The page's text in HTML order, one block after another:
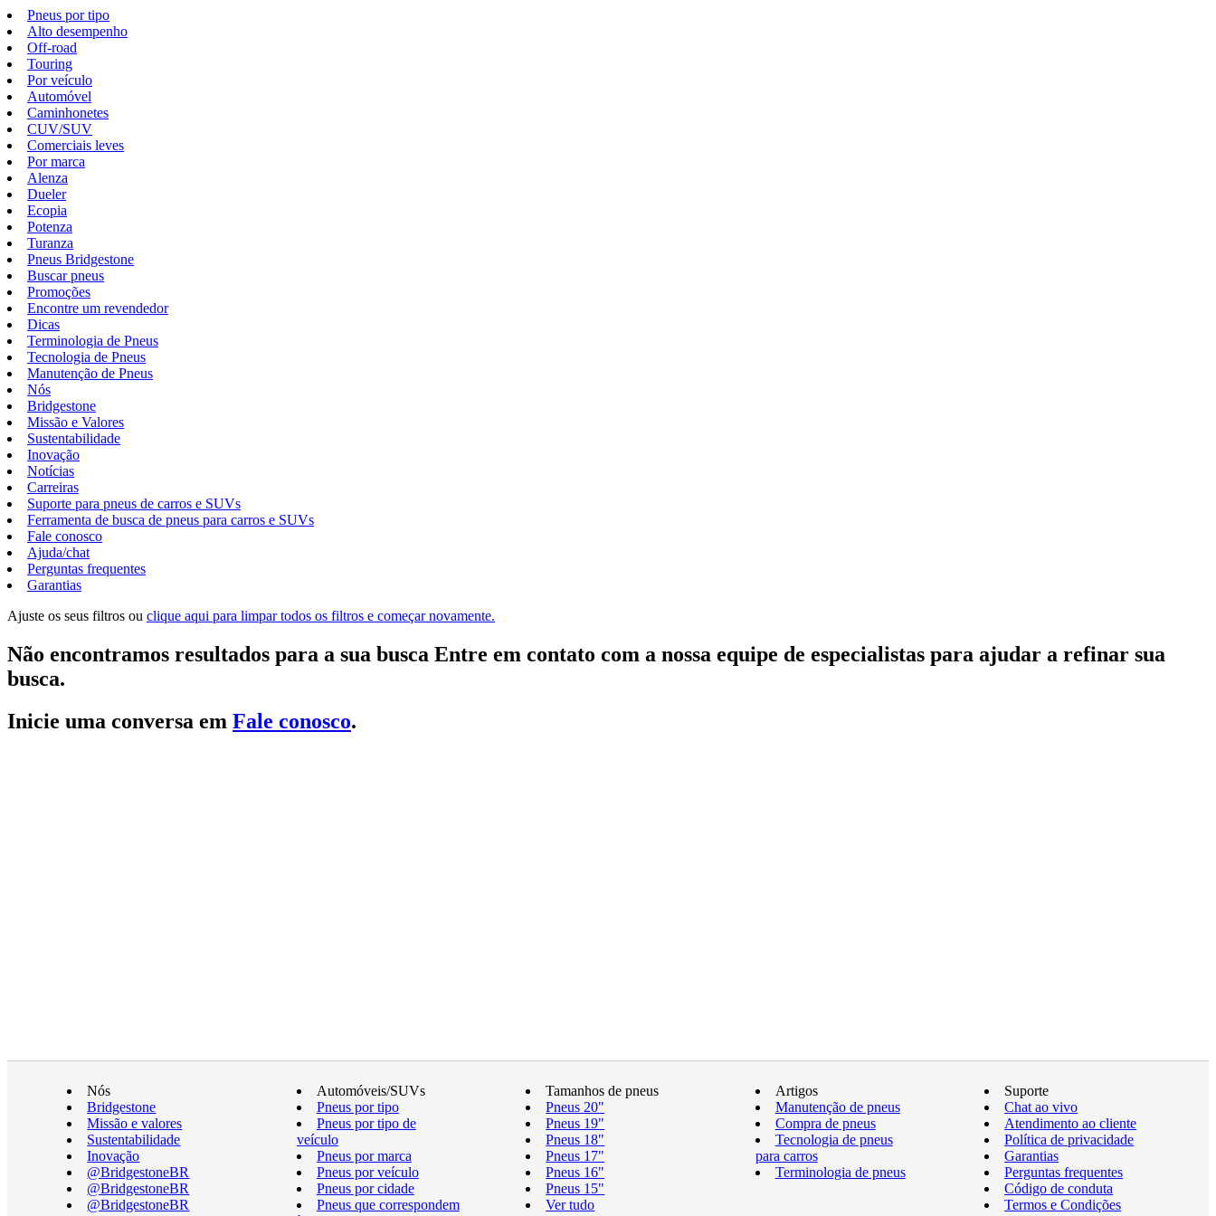
Pneus por tipo
Alto desempenho
Off-road
Touring
Por veículo
Automóvel
Caminhonetes
CUV/SUV
Comerciais leves
Por marca
Alenza
Dueler
Ecopia
Potenza
Turanza
Pneus Bridgestone
Buscar pneus
Promoções
Encontre um revendedor
Dicas
Terminologia de Pneus
Tecnologia de Pneus
Manutenção de Pneus
Nós
Bridgestone
Missão e Valores
Sustentabilidade
Inovação
Notícias
Carreiras
Suporte para pneus de carros e SUVs
Ferramenta de busca de pneus para carros e SUVs
Fale conosco
Ajuda/chat
Perguntas frequentes
Garantias
Ajuste os seus filtros ou clique aqui para limpar todos os filtros e começar novamente.
Não encontramos resultados para a sua busca Entre em contato com a nossa equipe de especialistas para ajudar a refinar sua
busca.
Inicie uma conversa em Fale conosco.
Nós
Bridgestone
Missão e valores
Sustentabilidade
Inovação
@BridgestoneBR
@BridgestoneBR
@BridgestoneBR
Automóveis/SUVs
Pneus por tipo
Pneus por tipo de
veículo
Pneus por marca
Pneus por veículo
Pneus por cidade
Pneus que correspondem
Tamanhos de pneus
Pneus 20"
Pneus 19"
Pneus 18"
Pneus 17"
Pneus 16"
Pneus 15"
Ver tudo
Artigos
Manutenção de pneus
Compra de pneus
Tecnologia de pneus
para carros
Terminologia de pneus
Suporte
Chat ao vivo
Atendimento ao cliente
Política de privacidade
Garantias
Perguntas frequentes
Código de conduta
Termos e Condições